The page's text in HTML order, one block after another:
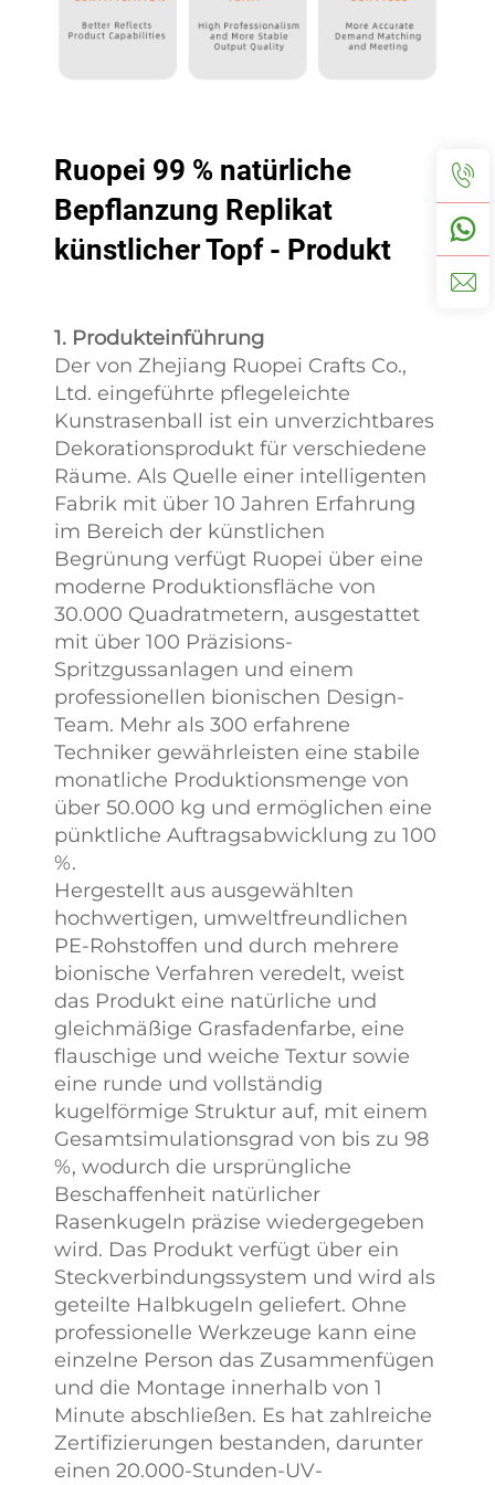
Ruopei 99 % natürliche
Bepflanzung Replikat
künstlicher Topf - Produkt
1. Produkteinführung
Der von Zhejiang Ruopei Crafts Co.,
Ltd. eingeführte pflegeleichte
Kunstrasenball ist ein unverzichtbares
Dekorationsprodukt für verschiedene
Räume. Als Quelle einer intelligenten
Fabrik mit über 10 Jahren Erfahrung
im Bereich der künstlichen
Begrünung verfügt Ruopei über eine
moderne Produktionsfläche von
30.000 Quadratmetern, ausgestattet
mit über 100 Präzisions-
Spritzgussanlagen und einem
professionellen bionischen Design-
Team. Mehr als 300 erfahrene
Techniker gewährleisten eine stabile
monatliche Produktionsmenge von
über 50.000 kg und ermöglichen eine
pünktliche Auftragsabwicklung zu 100
%.
Hergestellt aus ausgewählten
hochwertigen, umweltfreundlichen
PE-Rohstoffen und durch mehrere
bionische Verfahren veredelt, weist
das Produkt eine natürliche und
gleichmäßige Grasfadenfarbe, eine
flauschige und weiche Textur sowie
eine runde und vollständig
kugelförmige Struktur auf, mit einem
Gesamtsimulationsgrad von bis zu 98
%, wodurch die ursprüngliche
Beschaffenheit natürlicher
Rasenkugeln präzise wiedergegeben
wird. Das Produkt verfügt über ein
Steckverbindungssystem und wird als
geteilte Halbkugeln geliefert. Ohne
professionelle Werkzeuge kann eine
einzelne Person das Zusammenfügen
und die Montage innerhalb von 1
Minute abschließen. Es hat zahlreiche
Zertifizierungen bestanden, darunter
einen 20.000-Stunden-UV-